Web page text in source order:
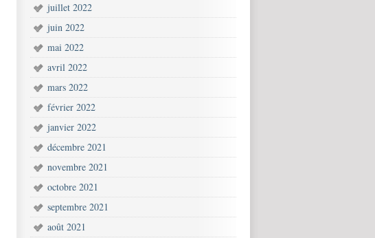
juillet 2022
juin 2022
mai 2022
avril 2022
mars 2022
février 2022
janvier 2022
décembre 2021
novembre 2021
octobre 2021
septembre 2021
août 2021